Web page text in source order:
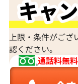
上限・条件がご
認ください。
通話料無料